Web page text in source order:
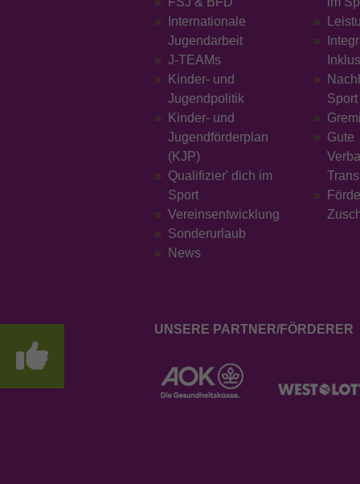
Internationale
Jugendarbeit
J-TEAMs
Kinder- und
Jugendpolitik
Kinder- und
Jugendförderplan
(KJP)
Qualifizier' dich im
Sport
Vereinsentwicklung
Sonderurlaub
News
Sport
Gute
UNSERE PARTNER/FÖRDERER